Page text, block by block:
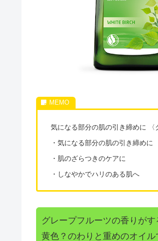
気になる部分の肌の引き締めに 〈
・気になる部分の肌の引き締めに
・肌のざらつきのケアに
・しなやかでハリのある肌へ
グレープフルーツの香りがす
黄色？のわりと重めのオイル